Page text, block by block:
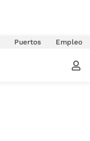
Puertos Empleo